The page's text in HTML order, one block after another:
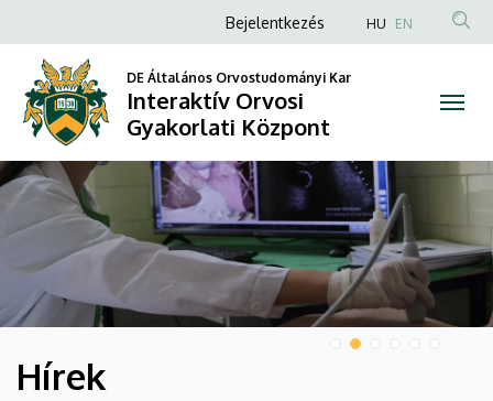
Orvosi
Gyakorlati
Központ
Anonim
fiók
menüje
Bejelentkezés HU EN
DE Általános Orvostudományi Kar
Interaktív Orvosi
Gyakorlati Központ
DIAVETÍTÉS
HÍREK
Hírek